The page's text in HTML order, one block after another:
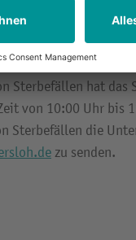
und des
Sterbefällen hat das
von 10:00 Uhr bis
Sterbefällen die
zu senden.